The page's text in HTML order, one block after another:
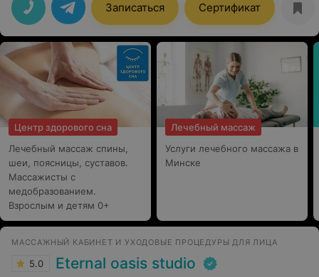
Записаться Сертификат
Центр здорового сна
Лечебный массаж спины,
шеи, поясницы, суставов.
Массажисты с
медобразованием.
Взрослым и детям 0+
Лечебный массаж
Услуги лечебного массажа в
Минске
МАССАЖНЫЙ КАБИНЕТ И УХОДОВЫЕ ПРОЦЕДУРЫ ДЛЯ ЛИЦА
5.0 Eternal oasis studio